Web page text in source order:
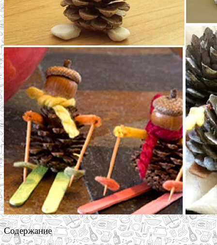
Содержание